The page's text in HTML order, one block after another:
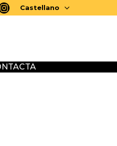
Castellano